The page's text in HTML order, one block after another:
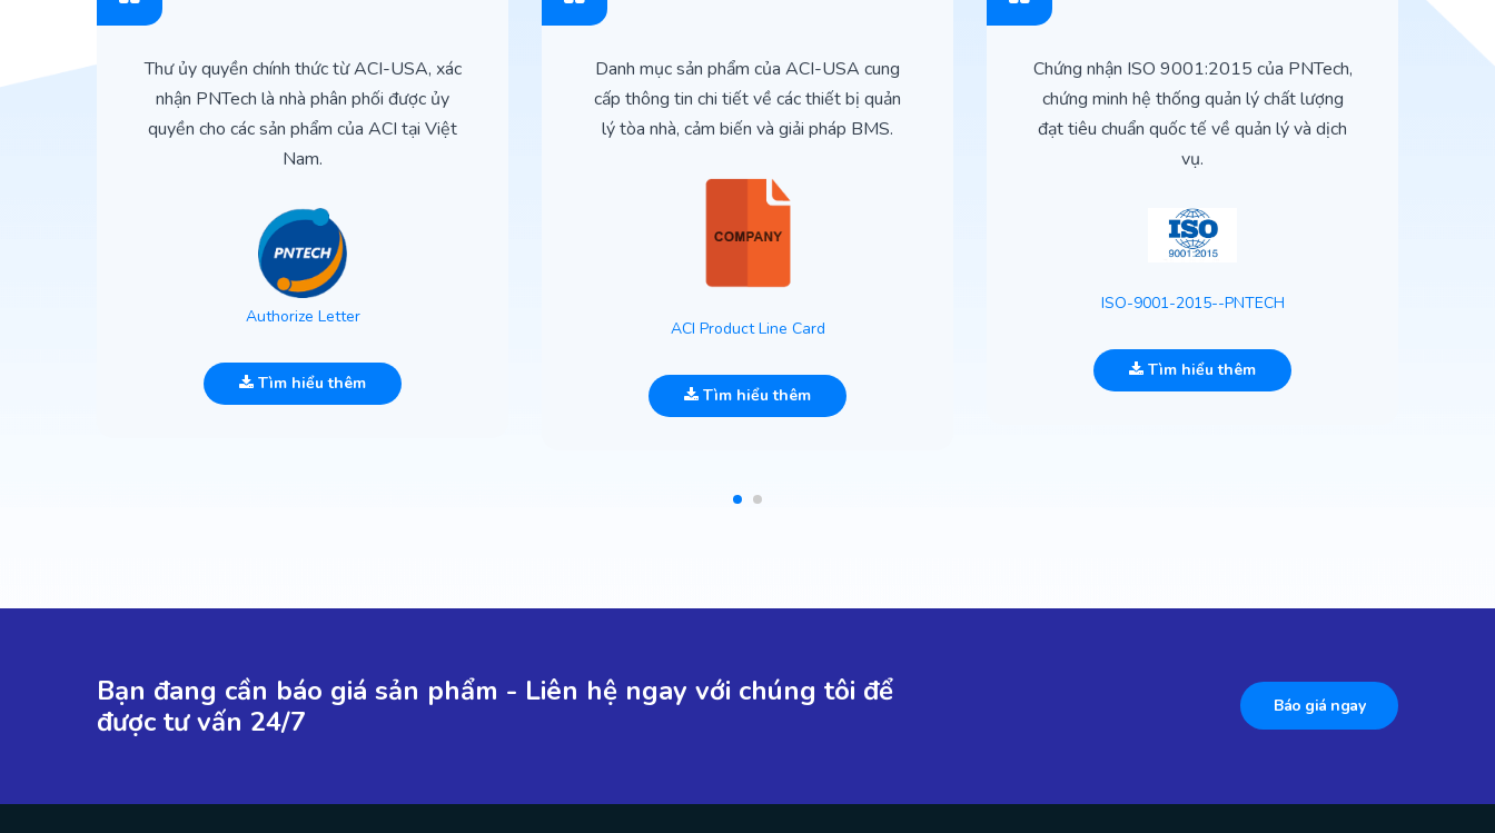
Thư ủy quyền chính thức từ ACI-USA, xác
nhận PNTech là nhà phân phối được ủy
quyền cho các sản phẩm của ACI tại Việt
Nam.
Authorize Letter
Tìm hiểu thêm
Danh mục sản phẩm của ACI-USA cung
cấp thông tin chi tiết về các thiết bị quản
lý tòa nhà, cảm biến và giải pháp BMS.
ACI Product Line Card
Tìm hiểu thêm
Chứng nhận ISO 9001:2015 của PNTech,
chứng minh hệ thống quản lý chất lượng
đạt tiêu chuẩn quốc tế về quản lý và dịch
vụ.
ISO-9001-2015--PNTECH
Tìm hiểu thêm
Bạn đang cần báo giá sản phẩm - Liên hệ ngay với chúng tôi để
được tư vấn 24/7
Báo giá ngay